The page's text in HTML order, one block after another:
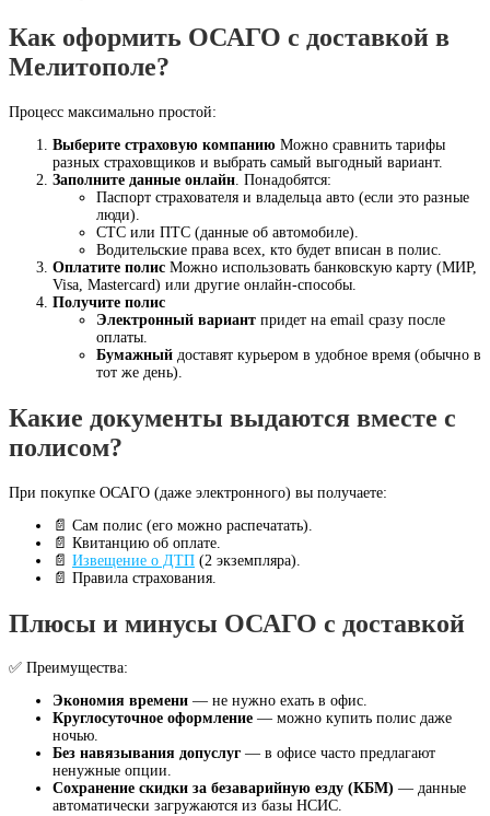
Как оформить ОСАГО с доставкой в
Мелитополе?
Процесс максимально простой:
Выберите страховую компанию Можно сравнить тарифы
разных страховщиков и выбрать самый выгодный вариант.
Заполните данные онлайн . Понадобятся:
Паспорт страхователя и владельца авто (если это разные
люди).
СТС или ПТС (данные об автомобиле).
Водительские права всех, кто будет вписан в полис.
Оплатите полис Можно использовать банковскую карту (МИР,
Visa, Mastercard) или другие онлайн-способы.
Получите полис
Электронный вариант придет на email сразу после
оплаты.
Бумажный доставят курьером в удобное время (обычно в
тот же день).
Какие документы выдаются вместе с
полисом?
При покупке ОСАГО (даже электронного) вы получаете:
📄 Сам полис (его можно распечатать).
📄 Квитанцию об оплате.
📄 Извещение о ДТП (2 экземпляра).
📄 Правила страхования.
Плюсы и минусы ОСАГО с доставкой
✅ Преимущества:
Экономия времени — не нужно ехать в офис.
Круглосуточное оформление — можно купить полис даже
ночью.
Без навязывания допуслуг — в офисе часто предлагают
ненужные опции.
Сохранение скидки за безаварийную езду (КБМ) — данные
автоматически загружаются из базы НСИС.